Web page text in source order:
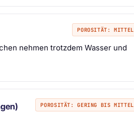
POROSITÄT: MITTEL
nehmen trotzdem Wasser und
POROSITÄT: GERING BIS MITTEL